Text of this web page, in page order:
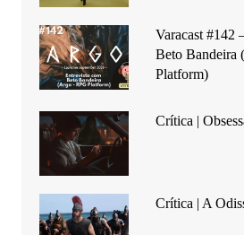
Varacast #142
Beto Bandeira
Platform)
Crítica |
Crítica | A